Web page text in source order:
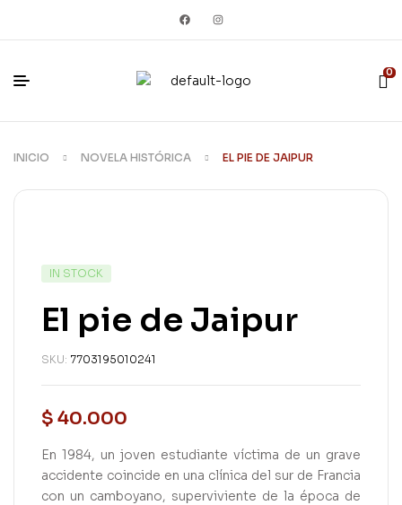
0
INICIO NOVELA HISTÓRICA EL PIE DE JAIPUR
IN STOCK
El pie de Jaipur
SKU: 7703195010241
$ 40.000
En 1984, un joven estudiante víctima de un grave
accidente coincide en una clínica del sur de Francia
con un camboyano, superviviente de la época de